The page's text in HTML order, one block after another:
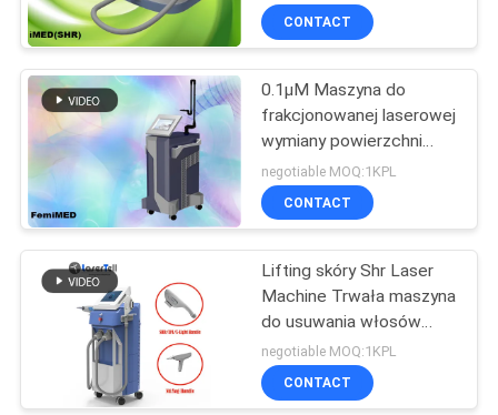
KONTROLA
JAKOŚCI
SITEMAP
PRIVACY
POLICY
CONTACT
0.1μM Maszyna do
frakcjonowanej laserowej
wymiany powierzchni
Erbium Co2 z
cyrkulującym
chłodzeniem wodnym
negotiable MOQ:1KPL
CONTACT
Lifting skóry Shr Laser
Machine Trwała maszyna
do usuwania włosów
Leczenie trądziku
negotiable MOQ:1KPL
CONTACT